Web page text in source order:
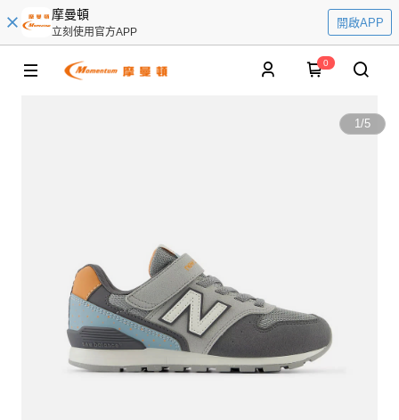
摩曼頓
立刻使用官方APP
開啟APP
0
1/5